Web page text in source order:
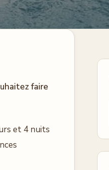
faire
et 4 nuits